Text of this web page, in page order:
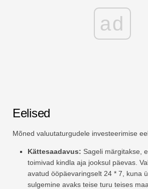
ad
Eelised
Mõned valuutaturgudele investeerimise
Kättesaadavus: Sageli märgitakse,
toimivad kindla aja jooksul päevas.
avatud ööpäevaringselt 24 * 7, kuna
sulgemine avaks teise turu teises